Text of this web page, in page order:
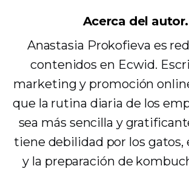
Acerca del autor.
Anastasia Prokofieva es
contenidos en Ecwid.
marketing y promoción
que la rutina diaria de los
sea más sencilla y
tiene debilidad por los gatos,
y la preparación de